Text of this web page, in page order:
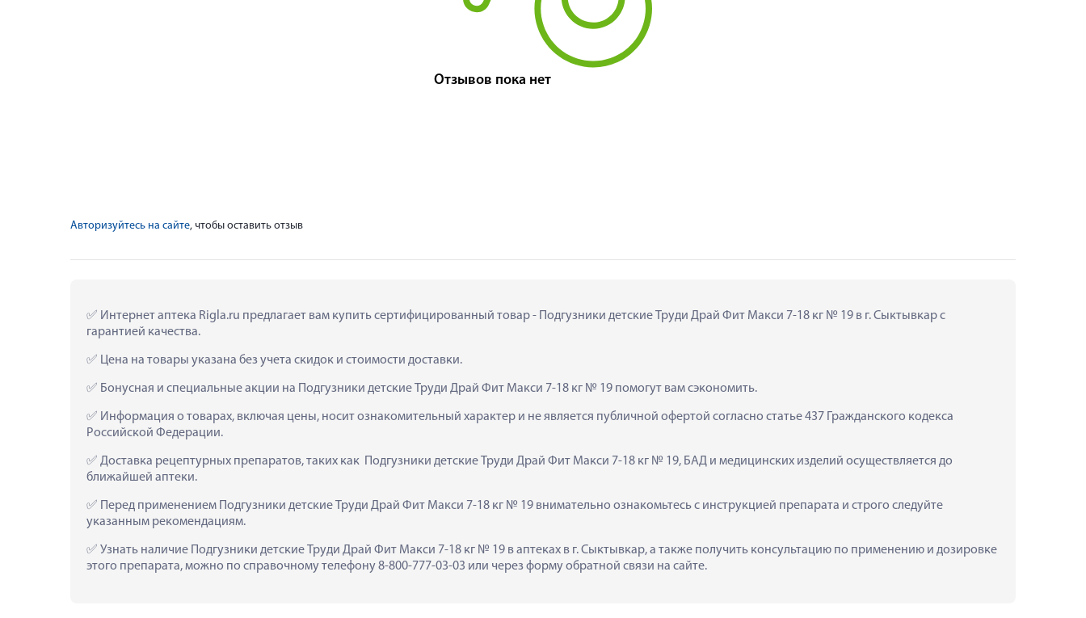
Отзывов пока нет
Авторизуйтесь на сайте, чтобы оставить отзыв
Интернет аптека Rigla.ru предлагает вам купить сертифицированный товар - Подгузники детские Труди Драй Фит Макси 7-18 кг № 19 в г. Сыктывкар с
гарантией качества.
Цена на товары указана без учета скидок и стоимости доставки.
Бонусная и специальные акции на Подгузники детские Труди Драй Фит Макси 7-18 кг № 19 помогут вам сэкономить.
Информация о товарах, включая цены, носит ознакомительный характер и не является публичной офертой согласно статье 437 Гражданского кодекса
Российской Федерации.
Доставка рецептурных препаратов, таких как  Подгузники детские Труди Драй Фит Макси 7-18 кг № 19, БАД и медицинских изделий осуществляется до
ближайшей аптеки.
Перед применением Подгузники детские Труди Драй Фит Макси 7-18 кг № 19 внимательно ознакомьтесь с инструкцией препарата и строго следуйте
указанным рекомендациям.
Узнать наличие Подгузники детские Труди Драй Фит Макси 7-18 кг № 19 в аптеках в г. Сыктывкар, а также получить консультацию по применению и дозировке
этого препарата, можно по справочному телефону 8-800-777-03-03 или через форму обратной связи на сайте.